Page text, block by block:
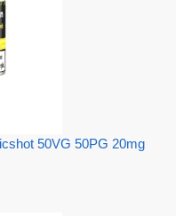
50VG 50PG 20mg